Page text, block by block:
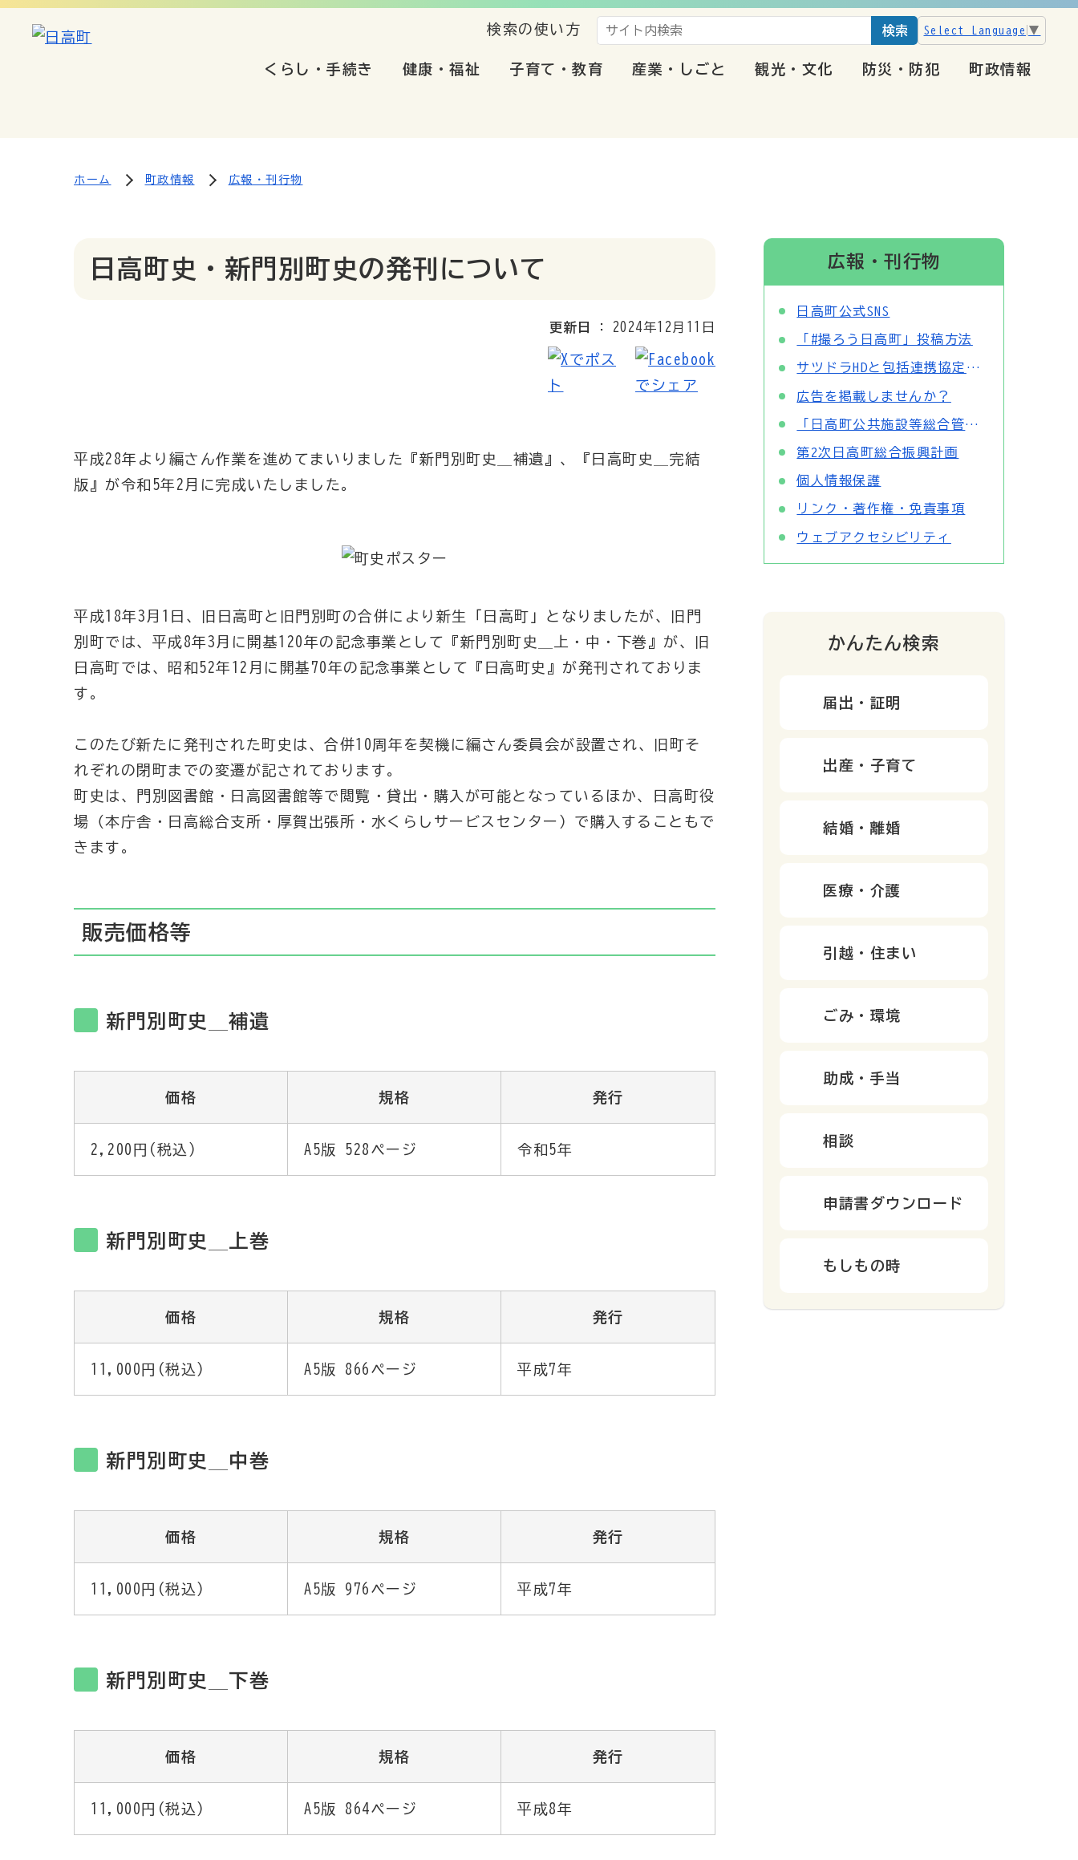
くらし・手続き 健康・福祉 子育て・教育 産業・しごと 観光・文化 防災・防犯 町政情報
検索の使い方 検索 Select Language ▼
ホーム 町政情報 広報・刊行物
日高町史・新門別町史の発刊について
更新日 2024年12月11日
平成28年より編さん作業を進めてまいりました『新門別町史＿補遺』、『日高町史＿完結
版』が令和5年2月に完成いたしました。
平成18年3月1日、旧日高町と旧門別町の合併により新生「日高町」となりましたが、旧門
別町では、平成8年3月に開基120年の記念事業として『新門別町史＿上・中・下巻』が、旧
日高町では、昭和52年12月に開基70年の記念事業として『日高町史』が発刊されておりま
す。
このたび新たに発刊された町史は、合併10周年を契機に編さん委員会が設置され、旧町そ
れぞれの閉町までの変遷が記されております。
町史は、門別図書館・日高図書館等で閲覧・貸出・購入が可能となっているほか、日高町役
場（本庁舎・日高総合支所・厚賀出張所・水くらしサービスセンター）で購入することもで
きます。
販売価格等
新門別町史＿補遺
価格 規格 発行
2,200円(税込) A5版 528ページ 令和5年
新門別町史＿上巻
価格 規格 発行
11,000円(税込) A5版 866ページ 平成7年
新門別町史＿中巻
価格 規格 発行
11,000円(税込) A5版 976ページ 平成7年
新門別町史＿下巻
価格 規格 発行
11,000円(税込) A5版 864ページ 平成8年
広報・刊行物
日高町公式SNS
「#撮ろう日高町」投稿方法
サツドラHDと包括連携協定を締結しました
広告を掲載しませんか？
「日高町公共施設等総合管理計画」を改訂しました
第2次日高町総合振興計画
個人情報保護
リンク・著作権・免責事項
ウェブアクセシビリティ
かんたん検索
届出・証明
出産・子育て
結婚・離婚
医療・介護
引越・住まい
ごみ・環境
助成・手当
相談
申請書ダウンロード
もしもの時